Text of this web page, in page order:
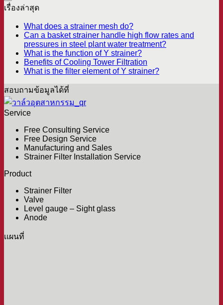
เรื่องล่าสุด
What does a strainer mesh do?
Can a basket strainer handle high flow rates and
pressures in steel plant water treatment?
What is the function of Y strainer?
Benefits of Cooling Tower Filtration
What is the filter element of Y strainer?
สอบถามข้อมูลได้ที่
Service
Free Consulting Service
Free Design Service
Manufacturing and Sales
Strainer Filter Installation Service
Product
Strainer Filter
Valve
Level gauge – Sight glass
Anode
เเผนที่